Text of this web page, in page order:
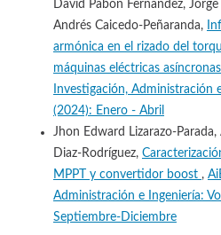
David Pabon Fernandez,
Andrés Caicedo-Peñaranda,
armónica en el rizado del
máquinas eléctricas asíncronas
Investigación, Administración
(2024): Enero - Abril
Jhon Edward Lizarazo-
Diaz-Rodríguez,
MPPT y convertidor boost ,
Administración e Ingeniería:
Septiembre-Diciembre